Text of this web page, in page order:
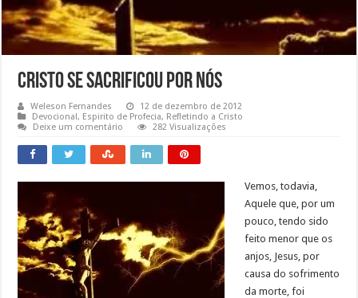
Cristo se sacrificou por nós
Weleson Fernandes
12 de dezembro de 2012
Devocional, Espirito de Profecia, Refletindo a Cristo
Deixe um comentário
282 Visualizações
Vemos, todavia,
Aquele que, por um
pouco, tendo sido
feito menor que os
anjos, Jesus, por
causa do sofrimento
da morte, foi